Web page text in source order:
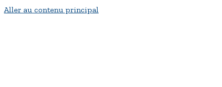
Aller au contenu principal